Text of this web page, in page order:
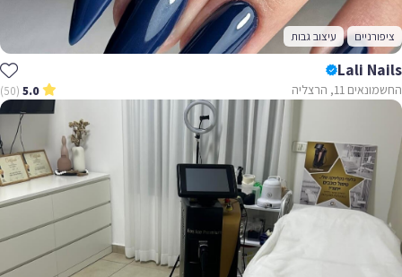
ציפורניים עיצוב גבות
Lali Nails
החשמונאים 11, הרצליה 5.0
(50)